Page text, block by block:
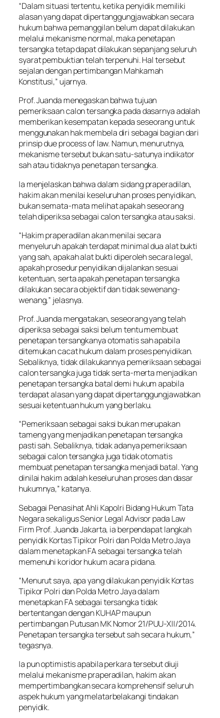
“Dalam situasi tertentu, ketika penyidik memiliki
alasan yang dapat dipertanggungjawabkan secara
hukum bahwa pemanggilan belum dapat dilakukan
melalui mekanisme normal, maka penetapan
tersangka tetap dapat dilakukan sepanjang seluruh
syarat pembuktian telah terpenuhi. Hal tersebut
sejalan dengan pertimbangan Mahkamah
Konstitusi,” ujarnya.
Prof. Juanda menegaskan bahwa tujuan
pemeriksaan calon tersangka pada dasarnya adalah
memberikan kesempatan kepada seseorang untuk
menggunakan hak membela diri sebagai bagian dari
prinsip due process of law. Namun, menurutnya,
mekanisme tersebut bukan satu-satunya indikator
sah atau tidaknya penetapan tersangka.
Ia menjelaskan bahwa dalam sidang praperadilan,
hakim akan menilai keseluruhan proses penyidikan,
bukan semata-mata melihat apakah seseorang
telah diperiksa sebagai calon tersangka atau saksi.
“Hakim praperadilan akan menilai secara
menyeluruh apakah terdapat minimal dua alat bukti
yang sah, apakah alat bukti diperoleh secara legal,
apakah prosedur penyidikan dijalankan sesuai
ketentuan, serta apakah penetapan tersangka
dilakukan secara objektif dan tidak sewenang-
wenang,” jelasnya.
Prof. Juanda mengatakan, seseorang yang telah
diperiksa sebagai saksi belum tentu membuat
penetapan tersangkanya otomatis sah apabila
ditemukan cacat hukum dalam proses penyidikan.
Sebaliknya, tidak dilakukannya pemeriksaan sebagai
calon tersangka juga tidak serta-merta menjadikan
penetapan tersangka batal demi hukum apabila
terdapat alasan yang dapat dipertanggungjawabkan
sesuai ketentuan hukum yang berlaku.
“Pemeriksaan sebagai saksi bukan merupakan
tameng yang menjadikan penetapan tersangka
pasti sah. Sebaliknya, tidak adanya pemeriksaan
sebagai calon tersangka juga tidak otomatis
membuat penetapan tersangka menjadi batal. Yang
dinilai hakim adalah keseluruhan proses dan dasar
hukumnya,” katanya.
Sebagai Penasihat Ahli Kapolri Bidang Hukum Tata
Negara sekaligus Senior Legal Advisor pada Law
Firm Prof. Juanda Jakarta, ia berpendapat langkah
penyidik Kortas Tipikor Polri dan Polda Metro Jaya
dalam menetapkan FA sebagai tersangka telah
memenuhi koridor hukum acara pidana.
“Menurut saya, apa yang dilakukan penyidik Kortas
Tipikor Polri dan Polda Metro Jaya dalam
menetapkan FA sebagai tersangka tidak
bertentangan dengan KUHAP maupun
pertimbangan Putusan MK Nomor 21/PUU-XII/2014.
Penetapan tersangka tersebut sah secara hukum,”
tegasnya.
Ia pun optimistis apabila perkara tersebut diuji
melalui mekanisme praperadilan, hakim akan
mempertimbangkan secara komprehensif seluruh
aspek hukum yang melatarbelakangi tindakan
penyidik.